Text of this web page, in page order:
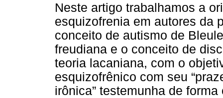
Neste artigo trabalhamos a
esquizofrenia em autores da
conceito de autismo de
freudiana e o conceito de
teoria lacaniana, com o
esquizofrênico com seu
irônica” testemunha de